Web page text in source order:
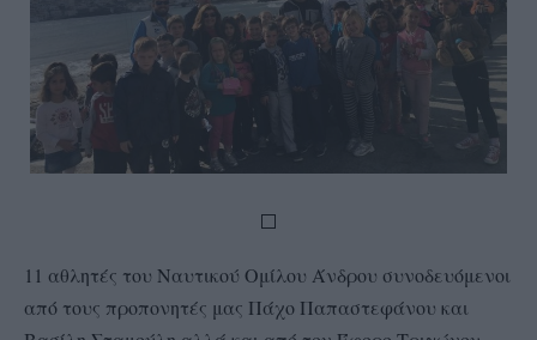
11 αθλητές του Ναυτικού Ομίλου Άνδρου συνοδευόμενοι
από τους προπονητές μας Πάχο Παπαστεφάνου και